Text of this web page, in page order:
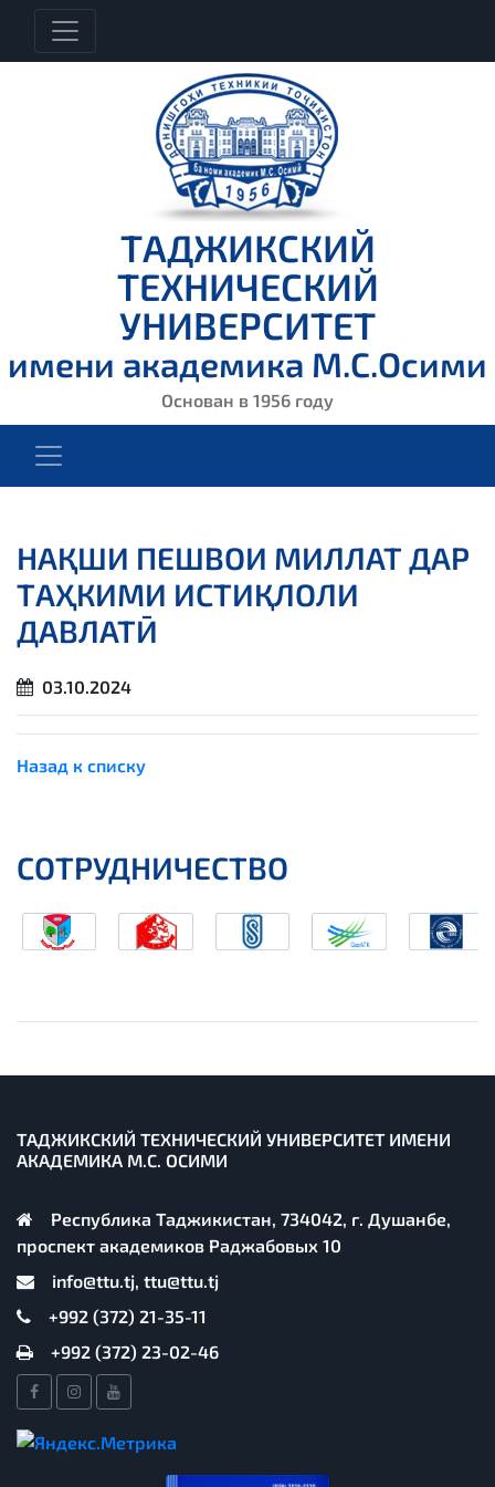
ТАДЖИКСКИЙ
ТЕХНИЧЕСКИЙ
УНИВЕРСИТЕТ
имени академика М.С.Осими
Основан в 1956 году
НАҚШИ ПЕШВОИ МИЛЛАТ ДАР
ТАҲКИМИ ИСТИҚЛОЛИ
ДАВЛАТӢ
03.10.2024
Назад к списку
СОТРУДНИЧЕСТВО
ТАДЖИКСКИЙ ТЕХНИЧЕСКИЙ УНИВЕРСИТЕТ ИМЕНИ
АКАДЕМИКА М.С. ОСИМИ
Республика Таджикистан, 734042, г. Душанбе,
проспект академиков Раджабовых 10
info@ttu.tj, ttu@ttu.tj
+992 (372) 21-35-11
+992 (372) 23-02-46